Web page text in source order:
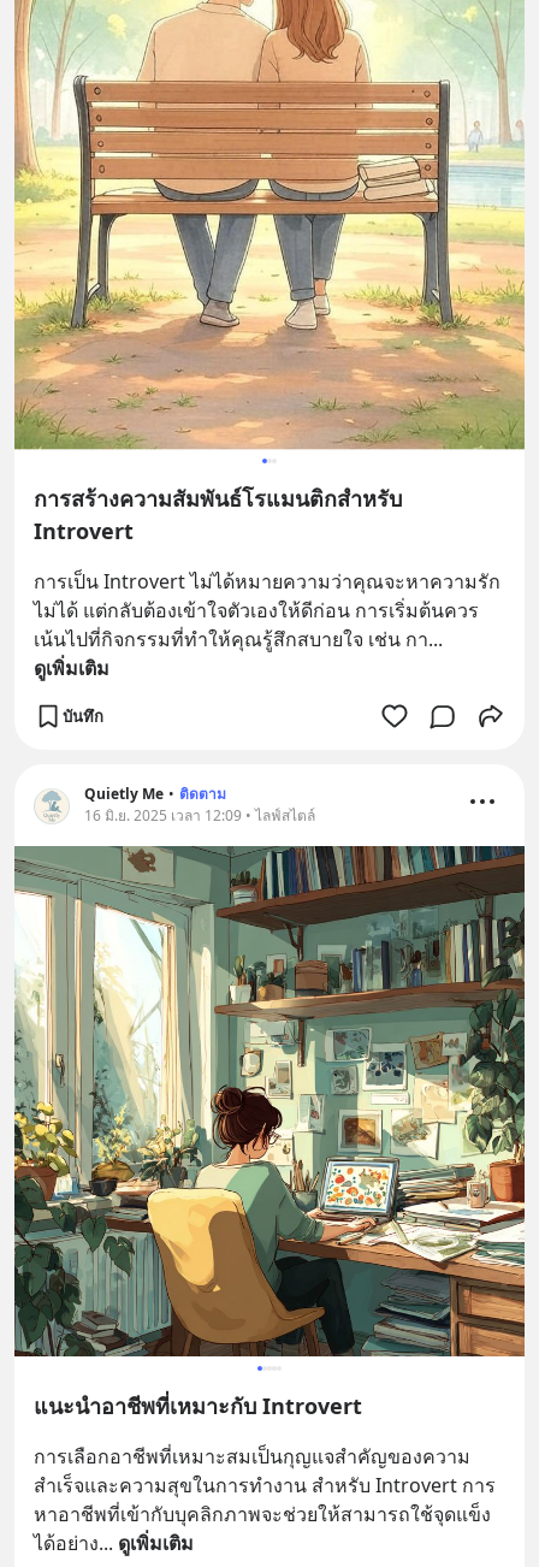
การสร้างความสัมพันธ์โรแมนติกสำหรับ
Introvert
การเป็น Introvert ไม่ได้หมายความว่าคุณจะหาความรัก
ไม่ได้ แต่กลับต้องเข้าใจตัวเองให้ดีก่อน การเริ่มต้นควร
เน้นไปที่กิจกรรมที่ทำให้คุณรู้สึกสบายใจ เช่น กา...
ดูเพิ่มเติม
บันทึก
Quietly Me • ติดตาม
16 มิ.ย. 2025 เวลา 12:09 • ไลฟ์สไตล์
แนะนำอาชีพที่เหมาะกับ Introvert
การเลือกอาชีพที่เหมาะสมเป็นกุญแจสำคัญของความ
สำเร็จและความสุขในการทำงาน สำหรับ Introvert การ
หาอาชีพที่เข้ากับบุคลิกภาพจะช่วยให้สามารถใช้จุดแข็ง
ได้อย่าง... ดูเพิ่มเติม